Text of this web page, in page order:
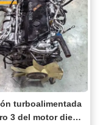
turboalimentada
3 del motor diesel